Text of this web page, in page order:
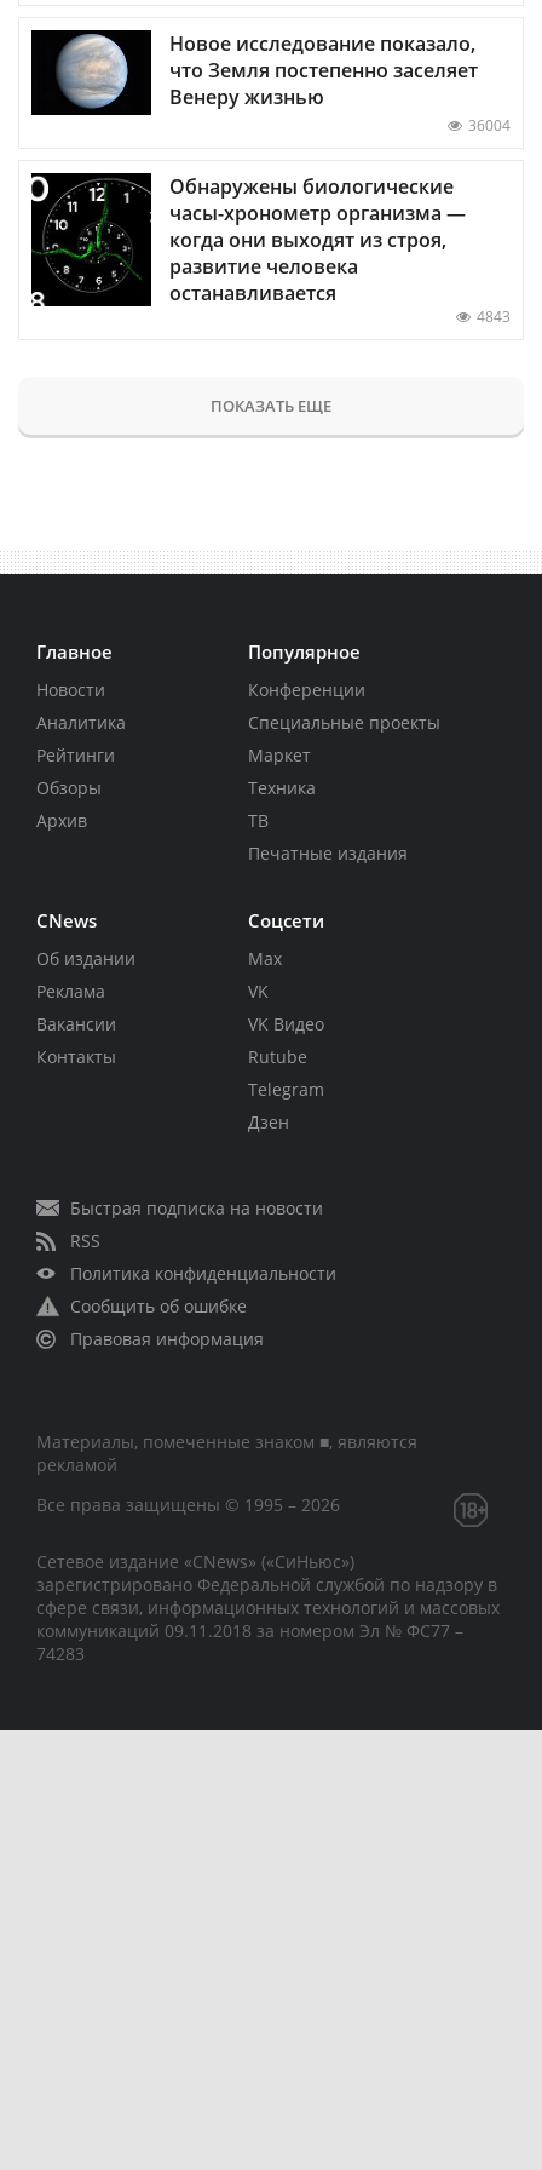
Новое исследование показало,
что Земля постепенно заселяет
Венеру жизнью
36004
Обнаружены биологические
часы-хронометр организма —
когда они выходят из строя,
развитие человека
останавливается
4843
ПОКАЗАТЬ ЕЩЕ
Главное
Новости
Аналитика
Рейтинги
Обзоры
Архив
Популярное
Конференции
Специальные проекты
Маркет
Техника
ТВ
Печатные издания
CNews
Об издании
Реклама
Вакансии
Контакты
Соцсети
Max
VK
VK Видео
Rutube
Telegram
Дзен
Быстрая подписка на новости
RSS
Политика конфиденциальности
Сообщить об ошибке
Правовая информация
Материалы, помеченные знаком ■, являются
рекламой
Все права защищены © 1995 – 2026
Сетевое издание «CNews» («СиНьюс»)
зарегистрировано Федеральной службой по надзору в
сфере связи, информационных технологий и массовых
коммуникаций 09.11.2018 за номером Эл № ФС77 –
74283